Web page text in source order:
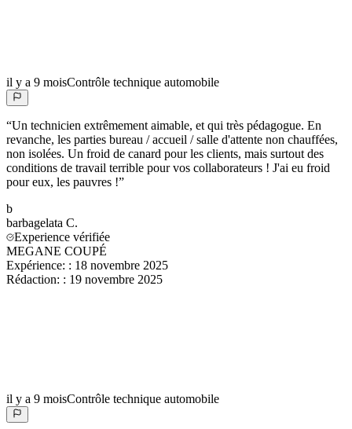
il y a 9 moisContrôle technique automobile
“Un technicien extrêmement aimable, et qui très pédagogue. En
revanche, les parties bureau / accueil / salle d'attente non chauffées,
non isolées. Un froid de canard pour les clients, mais surtout des
conditions de travail terrible pour vos collaborateurs ! J'ai eu froid
pour eux, les pauvres !”
b
barbagelata C.
Experience vérifiée
MEGANE COUPÉ
Expérience: : 18 novembre 2025
Rédaction: : 19 novembre 2025
il y a 9 moisContrôle technique automobile